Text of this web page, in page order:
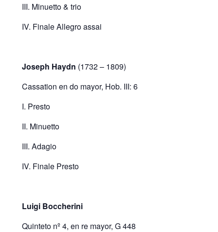
III. Minuetto & trio
IV. Finale Allegro assai
Joseph Haydn (1732 – 1809)
Cassation en do mayor, Hob. III: 6
I. Presto
II. Minuetto
III. Adagio
IV. Finale Presto
Luigi Boccherini
Quinteto nº 4, en re mayor, G 448